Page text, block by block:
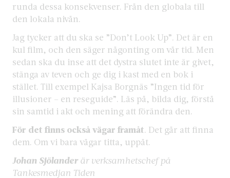
runda dessa konsekvenser. Från den globala till
den lokala nivån.
Jag tycker att du ska se ”Don’t Look Up”. Det är en
kul film, och den säger någonting om vår tid. Men
sedan ska du inse att det dystra slutet inte är givet,
stänga av teven och ge dig i kast med en bok i
stället. Till exempel Kajsa Borgnäs ”Ingen tid för
illusioner – en reseguide”. Läs på, bilda dig, förstå
sin samtid i akt och mening att förändra den.
För det finns också vägar framåt. Det går att finna
dem. Om vi bara vågar titta, uppåt.
Johan Sjölanderär verksamhetschef på
Tankesmedjan Tiden